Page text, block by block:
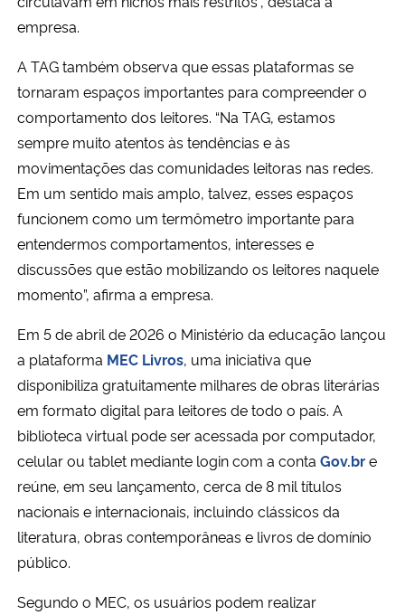
empresa.
A TAG também observa que essas plataformas se
tornaram espaços importantes para compreender o
comportamento dos leitores. “Na TAG, estamos
sempre muito atentos às tendências e às
movimentações das comunidades leitoras nas redes.
Em um sentido mais amplo, talvez, esses espaços
funcionem como um termômetro importante para
entendermos comportamentos, interesses e
discussões que estão mobilizando os leitores naquele
momento”, afirma a empresa.
Em 5 de abril de 2026 o Ministério da educação lançou
a plataforma MEC Livros, uma iniciativa que
disponibiliza gratuitamente milhares de obras literárias
em formato digital para leitores de todo o país. A
biblioteca virtual pode ser acessada por computador,
celular ou tablet mediante login com a conta Gov.bre
reúne, em seu lançamento, cerca de 8 mil títulos
nacionais e internacionais, incluindo clássicos da
literatura, obras contemporâneas e livros de domínio
público.
Segundo o MEC, os usuários podem realizar